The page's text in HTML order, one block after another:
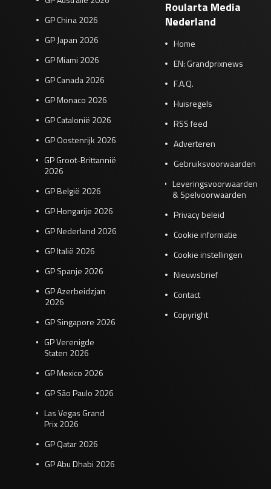
GP China 2026
GP Japan 2026
GP Miami 2026
GP Canada 2026
GP Monaco 2026
GP Catalonië 2026
GP Oostenrijk 2026
GP Groot-Brittannië
2026
GP België 2026
GP Hongarije 2026
GP Nederland 2026
GP Italië 2026
GP Spanje 2026
GP Azerbeidzjan
2026
GP Singapore 2026
GP Verenigde
Staten 2026
GP Mexico 2026
GP São Paulo 2026
Las Vegas Grand
Prix 2026
GP Qatar 2026
GP Abu Dhabi 2026
Roularta Media
Nederland
Home
EN: Grandprixnews
F.A.Q.
Huisregels
RSS feed
Adverteren
Gebruiksvoorwaarden
Leveringsvoorwaarden
& Spelvoorwaarden
Privacy beleid
Cookie informatie
Cookie instellingen
Nieuwsbrief
Contact
Copyright